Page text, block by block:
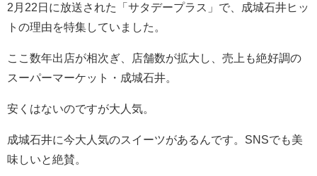
2月22日に放送された「サタデープラス」で、成城石井ヒッ
トの理由を特集していました。
ここ数年出店が相次ぎ、店舗数が拡大し、売上も絶好調の
スーパーマーケット・成城石井。
安くはないのですが大人気。
成城石井に今大人気のスイーツがあるんです。SNSでも美
味しいと絶賛。